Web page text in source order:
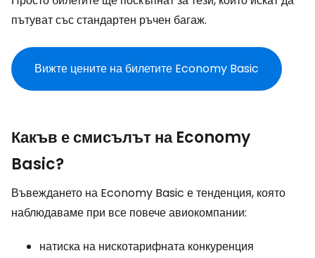
пътуват със стандартен ръчен багаж.
Вижте цените на билетите Economy Basic
Какъв е смисълът на Economy
Basic?
Въвеждането на Economy Basic е тенденция, която
наблюдаваме при все повече авиокомпании:
натиска на нискотарифната конкуренция